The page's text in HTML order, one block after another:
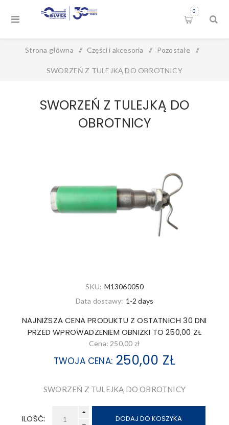
0
Strona główna / Części i akcesoria / Pozostałe /
SWORZEŃ Z TULEJKĄ DO OBROTNICY
SWORZEŃ Z TULEJKĄ DO
OBROTNICY
SKU: M13060050
Data dostawy: 1-2 days
NAJNIŻSZA CENA PRODUKTU Z OSTATNICH 30 DNI
PRZED WPROWADZENIEM OBNIŻKI TO 250,00 ZŁ
Cena: 250,00 zł
TWOJA CENA: 250,00 ZŁ
SWORZEŃ Z TULEJKĄ DO OBROTNICY
ILOŚĆ: DODAJ DO KOSZYKA